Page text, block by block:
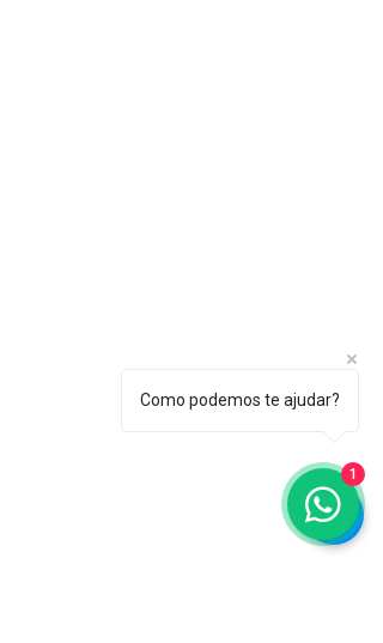
Como podemos te ajudar?
1